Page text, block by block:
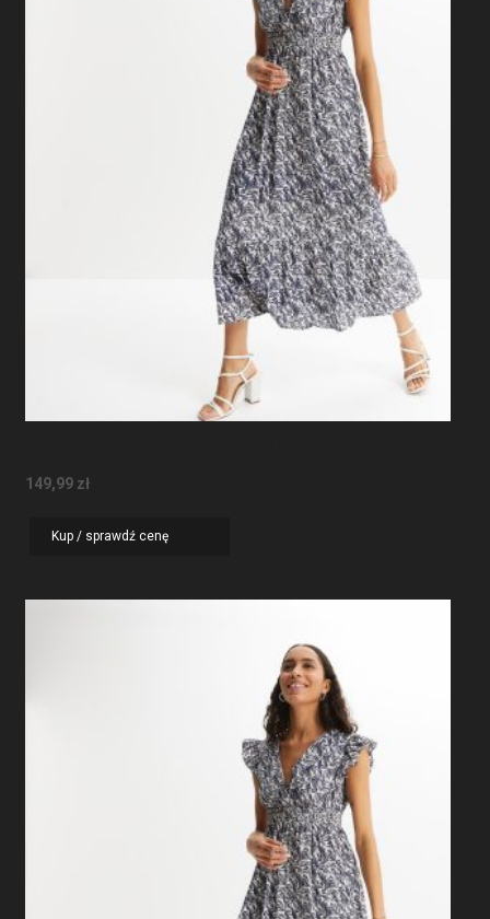
149,99 zł
Kup / sprawdź cenę